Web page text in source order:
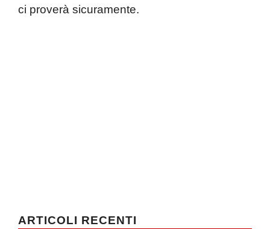
ci proverà sicuramente.
ARTICOLI RECENTI